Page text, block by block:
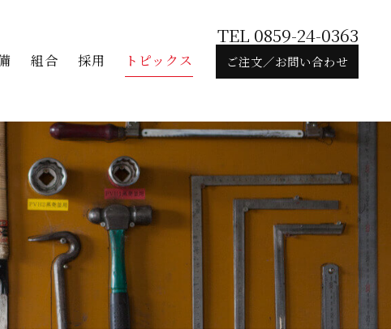
組合 採用 トピックス ご注文／お問い合わせ
TEL 0859-24-0363